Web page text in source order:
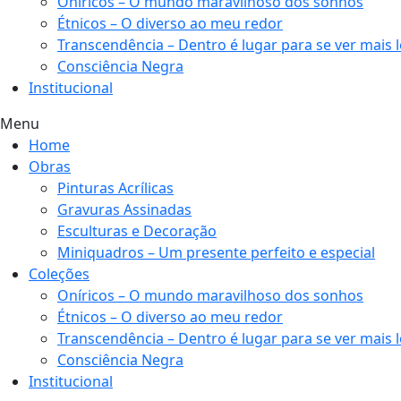
Étnicos – O diverso ao meu redor
Transcendência – Dentro é lugar para se ver mais
Consciência Negra
Institucional
Menu
Home
Obras
Pinturas Acrílicas
Gravuras Assinadas
Esculturas e Decoração
Miniquadros – Um presente perfeito e especial
Coleções
Oníricos – O mundo maravilhoso dos sonhos
Étnicos – O diverso ao meu redor
Transcendência – Dentro é lugar para se ver mais
Consciência Negra
Institucional